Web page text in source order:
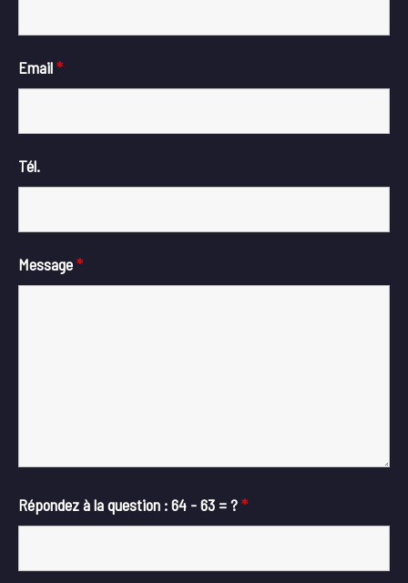
Email*
Tél.
Message*
Répondez à la question : 64 - 63 = ?*